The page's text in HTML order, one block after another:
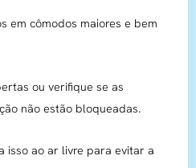
em cômodos maiores e bem
ou verifique se as
não estão bloqueadas.
isso ao ar livre para evitar a